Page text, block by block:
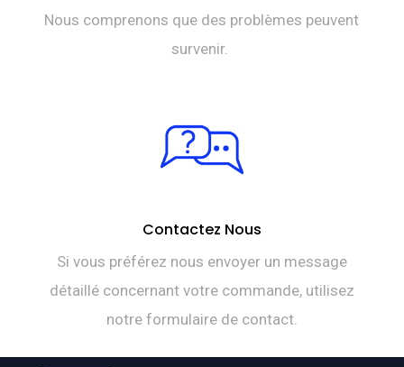
Nous comprenons que des problèmes peuvent
survenir.
Contactez Nous
Si vous préférez nous envoyer un message
détaillé concernant votre commande, utilisez
notre formulaire de contact.